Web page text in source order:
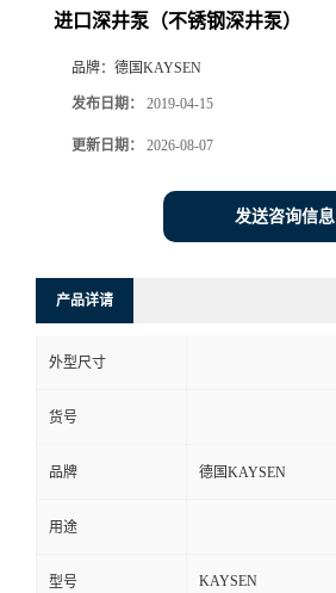
进口深井泵（不锈钢深井泵）
品牌： 德国KAYSEN
发布日期： 2019-04-15
更新日期： 2026-08-07
发送咨询信息
产品详请
外型尺寸
货号
品牌 德国KAYSEN
用途
型号 KAYSEN